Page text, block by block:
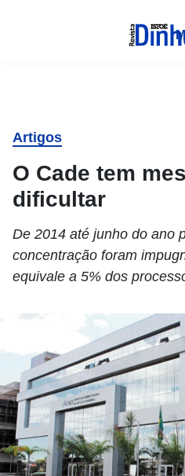
Artigos
O Cade tem
dificultar
De 2014 até junho do ano
concentração foram
equivale a 5% dos